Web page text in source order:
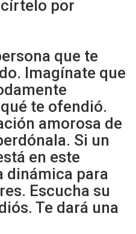
por
que te
Imagínate que
te ofendió.
amorosa de
Si un
en este
dinámica para
Escucha su
Te dará una